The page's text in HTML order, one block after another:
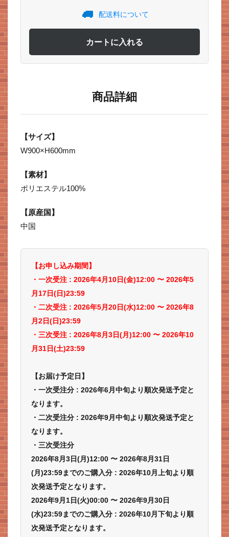
配送料について
カートに入れる
商品詳細
【サイズ】
W900×H600mm
【素材】
ポリエステル100%
【原産国】
中国
【お申し込み期間】
・一次受注 : 2026年4月10日(金)12:00 〜 2026年5
月17日(日)23:59
・二次受注 : 2026年5月20日(水)12:00 〜 2026年8
月2日(日)23:59
・三次受注 : 2026年8月3日(月)12:00 〜 2026年10
月31日(土)23:59
【お届け予定日】
・一次受注分 : 2026年6月中旬より順次発送予定と
なります。
・二次受注分 : 2026年9月中旬より順次発送予定と
なります。
・三次受注分
2026年8月3日(月)12:00 〜 2026年8月31日
(月)23:59までのご購入分 : 2026年10月上旬より順
次発送予定となります。
2026年9月1日(火)00:00 〜 2026年9月30日
(水)23:59までのご購入分 : 2026年10月下旬より順
次発送予定となります。